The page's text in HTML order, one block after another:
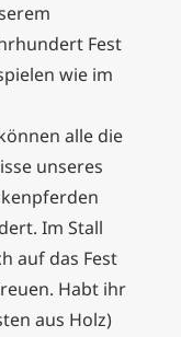
Fest
wie im
alle die
unseres
Im Stall
auf das Fest
Habt ihr
aus Holz)